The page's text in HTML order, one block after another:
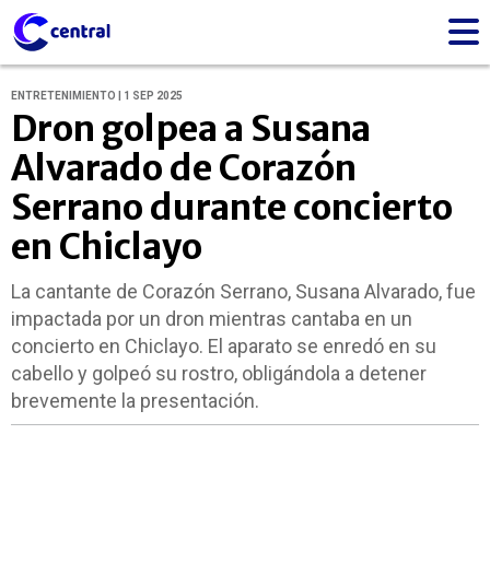
ENTRETENIMIENTO | 1 SEP 2025
Dron golpea a Susana
Alvarado de Corazón
Serrano durante concierto
en Chiclayo
La cantante de Corazón Serrano, Susana Alvarado, fue
impactada por un dron mientras cantaba en un
concierto en Chiclayo. El aparato se enredó en su
cabello y golpeó su rostro, obligándola a detener
brevemente la presentación.